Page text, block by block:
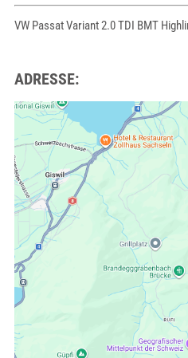
VW Passat Variant 2.0 TDI BMT
ADRESSE: